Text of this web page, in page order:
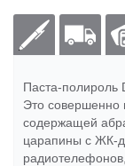
Паста-полироль
Это совершенно
содержащей
царапины с ЖК-